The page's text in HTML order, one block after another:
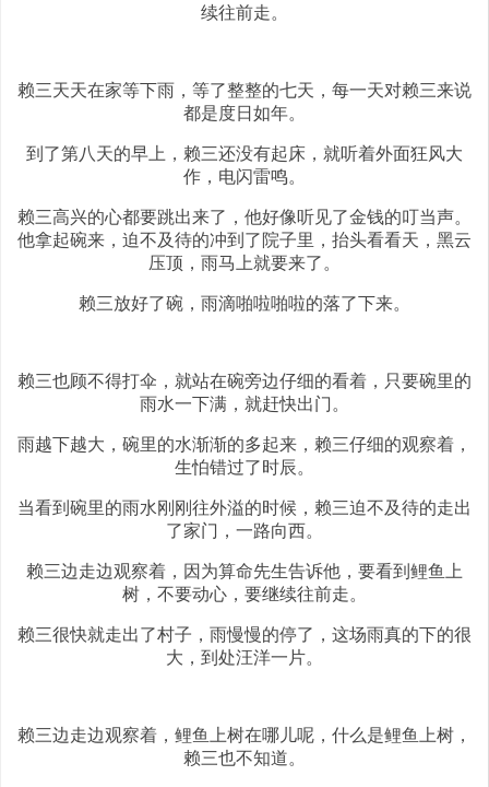
续往前走。
赖三天天在家等下雨，等了整整的七天，每一天对赖三来说
都是度日如年。
到了第八天的早上，赖三还没有起床，就听着外面狂风大
作，电闪雷鸣。
赖三高兴的心都要跳出来了，他好像听见了金钱的叮当声。
他拿起碗来，迫不及待的冲到了院子里，抬头看看天，黑云
压顶，雨马上就要来了。
赖三放好了碗，雨滴啪啦啪啦的落了下来。
赖三也顾不得打伞，就站在碗旁边仔细的看着，只要碗里的
雨水一下满，就赶快出门。
雨越下越大，碗里的水渐渐的多起来，赖三仔细的观察着，
生怕错过了时辰。
当看到碗里的雨水刚刚往外溢的时候，赖三迫不及待的走出
了家门，一路向西。
赖三边走边观察着，因为算命先生告诉他，要看到鲤鱼上
树，不要动心，要继续往前走。
赖三很快就走出了村子，雨慢慢的停了，这场雨真的下的很
大，到处汪洋一片。
赖三边走边观察着，鲤鱼上树在哪儿呢，什么是鲤鱼上树，
赖三也不知道。